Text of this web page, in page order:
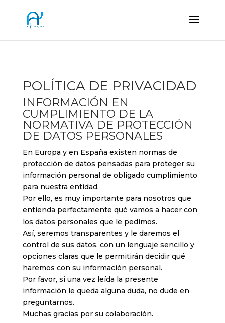
POLÍTICA DE PRIVACIDAD
INFORMACIÓN EN
CUMPLIMIENTO DE LA
NORMATIVA DE PROTECCIÓN
DE DATOS PERSONALES
En Europa y en España existen normas de
protección de datos pensadas para proteger su
información personal de obligado cumplimiento
para nuestra entidad.
Por ello, es muy importante para nosotros que
entienda perfectamente qué vamos a hacer con
los datos personales que le pedimos.
Así, seremos transparentes y le daremos el
control de sus datos, con un lenguaje sencillo y
opciones claras que le permitirán decidir qué
haremos con su información personal.
Por favor, si una vez leída la presente
información le queda alguna duda, no dude en
preguntarnos.
Muchas gracias por su colaboración.